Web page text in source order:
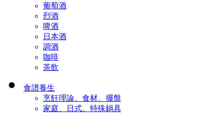
葡萄酒
烈酒
啤酒
日本酒
調酒
咖啡
茶飲
食譜養生
烹飪理論、食材、擺盤
家庭、日式、特殊鍋具